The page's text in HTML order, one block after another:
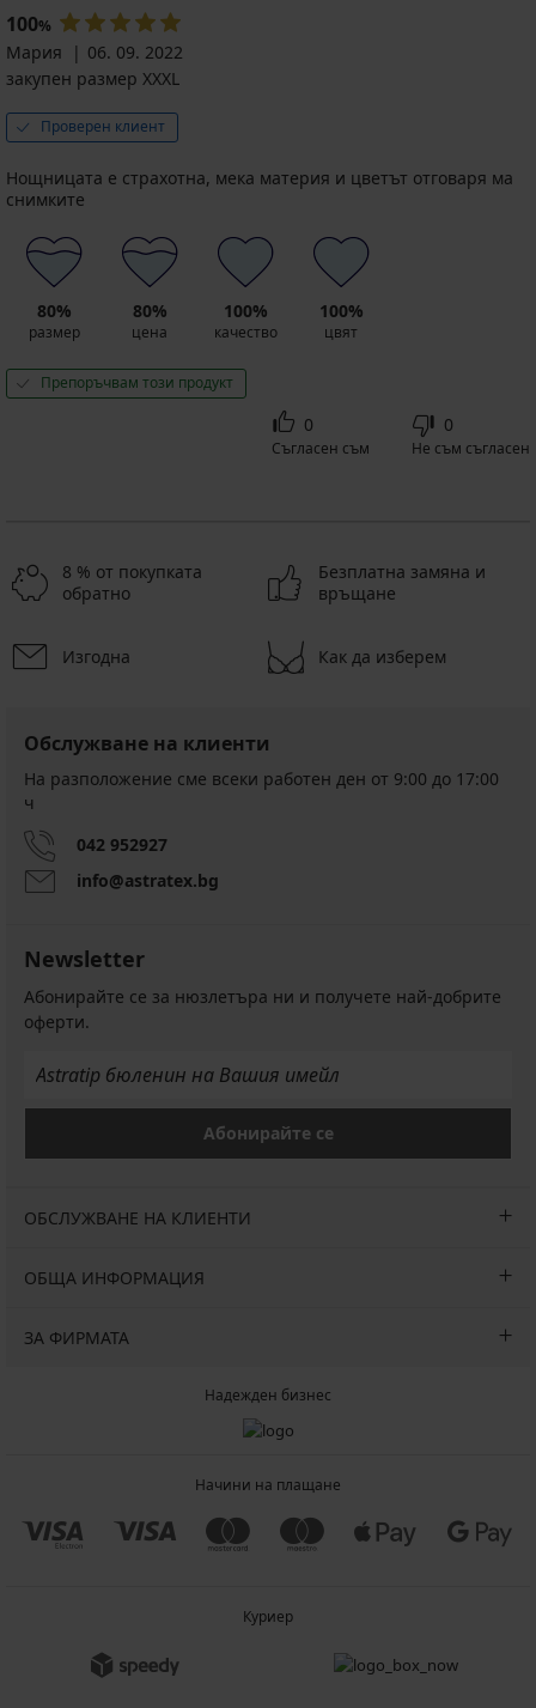
Намаление
37,19
€
(72,74
лв.)
43,39
€
лв.)
€
(44,96
лв.)
промоция
3+1
БЕЗПЛАТНО
100%
Мария
06. 09. 2022
закупен размер XXXL
Проверен клиент
Нощницата е страхотна, мека материя и цветът отговаря ма
снимките
80%
размер
80%
цена
100%
качество
100%
цвят
Препоръчвам този продукт
0
Съгласен съм
0
Не съм съгласен
8 % от покупката
обратно
Безплатна замяна и
връщане
Изгодна Как да изберем
Обслужване на клиенти
На разположение сме всеки работен ден от 9:00 до 17:00
ч
042 952927
info@astratex.bg
Newsletter
Абонирайте се за нюзлетъра ни и получете най-добрите
оферти.
Абонирайте се
ОБСЛУЖВАНЕ НА КЛИЕНТИ
ОБЩА ИНФОРМАЦИЯ
ЗА ФИРМАТА
Надежден бизнес
Начини на плащане
Куриер